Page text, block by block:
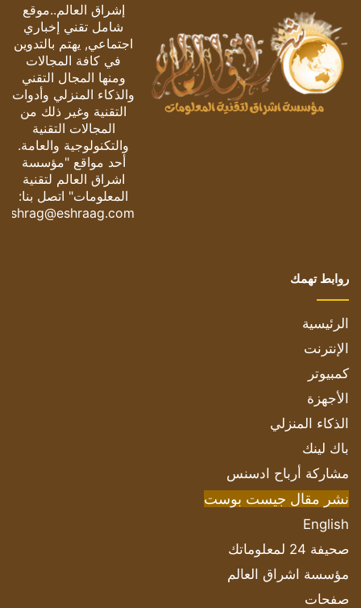
إشراق العالم..موقع
شامل تقني إخباري
اجتماعي, يهتم بالتدوين
في كافة المجالات
ومنها المجال التقني
والذكاء المنزلي وأدوات
التقنية وغير ذلك من
المجالات التقنية
والتكنولوجية والعامة.
أحد مواقع "مؤسسة
اشراق العالم لتقنية
المعلومات" اتصل بنا:
eshrag@eshraag.com
روابط تهمك
الرئيسية
الإنترنت
كمبيوتر
الأجهزة
الذكاء المنزلي
باك لينك
مشاركة أرباح ادسنس
نشر مقال جيست بوست
English
صحيفة 24 لمعلوماتك
مؤسسة اشراق العالم
صفحات